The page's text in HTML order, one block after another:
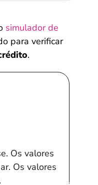
simulador de
para verificar
.
Os valores
Os valores